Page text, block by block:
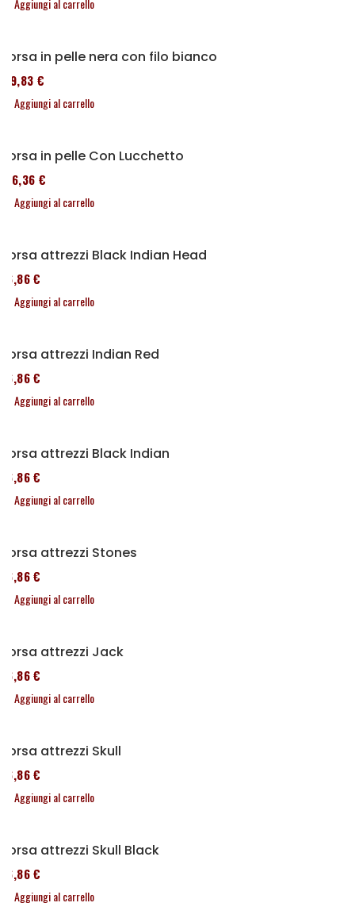
Aggiungi al carrello
Borsa in pelle nera con filo bianco
119,83 €
Aggiungi al carrello
Borsa in pelle Con Lucchetto
136,36 €
Aggiungi al carrello
Borsa attrezzi Black Indian Head
76,86 €
Aggiungi al carrello
Borsa attrezzi Indian Red
76,86 €
Aggiungi al carrello
Borsa attrezzi Black Indian
76,86 €
Aggiungi al carrello
Borsa attrezzi Stones
76,86 €
Aggiungi al carrello
Borsa attrezzi Jack
76,86 €
Aggiungi al carrello
Borsa attrezzi Skull
76,86 €
Aggiungi al carrello
Borsa attrezzi Skull Black
76,86 €
Aggiungi al carrello